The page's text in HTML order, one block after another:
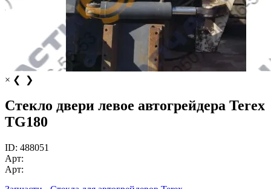
× ❮ ❯
Стекло двери левое автогрейдера Terex
TG180
ID: 488051
Арт:
Арт: